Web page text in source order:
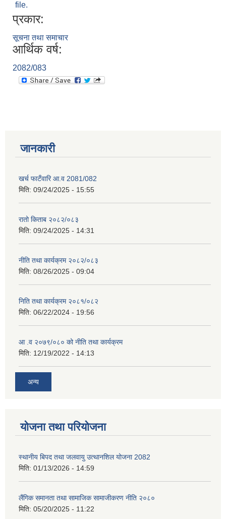
file.
प्रकार:
सूचना तथा समाचार
आर्थिक वर्ष:
2082/083
जानकारी
खर्च फाटँवारि आ.व 2081/082
मिति: 09/24/2025 - 15:55
रातो किताब २०८२/०८३
मिति: 09/24/2025 - 14:31
नीति तथा कार्यक्रम २०८२/०८३
मिति: 08/26/2025 - 09:04
निति तथा कार्यक्रम २०८१/०८२
मिति: 06/22/2024 - 19:56
आ .व २०७९/०८० को नीति तथा कार्यक्रम
मिति: 12/19/2022 - 14:13
अन्य
योजना तथा परियोजना
स्थानीय बिपद तथा जलवायु उत्थानशिल योजना 2082
मिति: 01/13/2026 - 14:59
लैंगिक समानता तथा सामाजिक सामाजीकरण नीति २०८०
मिति: 05/20/2025 - 11:22